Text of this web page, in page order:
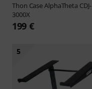
Thon Case AlphaTheta CDJ-
3000X
199 €
5